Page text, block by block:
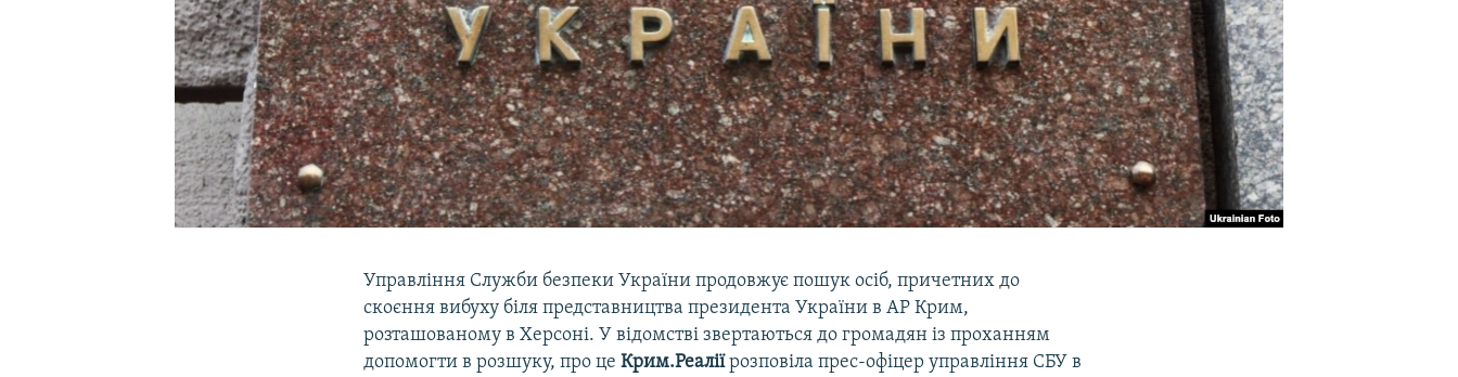
Управління Служби безпеки України продовжує пошук осіб, причетних до
скоєння вибуху біля представництва президента України в АР Крим,
розташованому в Херсоні. У відомстві звертаються до громадян із проханням
допомогти в розшуку, про цеКрим.Реаліїрозповіла прес-офіцер управління СБУ в